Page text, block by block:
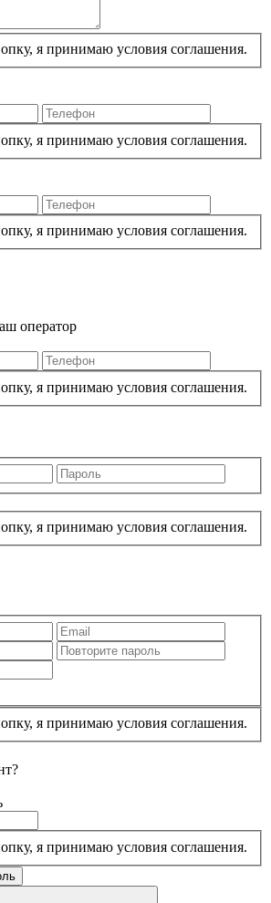
я принимаю условия соглашения.
я принимаю условия соглашения.
я принимаю условия соглашения.
оператор
я принимаю условия соглашения.
я принимаю условия соглашения.
я принимаю условия соглашения.
я принимаю условия соглашения.